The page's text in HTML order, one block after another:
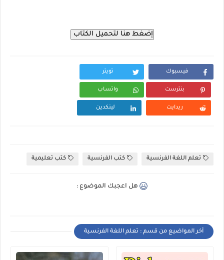
فيسبوك تويتر
بنترست واتساب
ريدايت لينكدين
تعلم اللغة الفرنسية كتب الفرنسية كتب تعليمية
هل اعجبك الموضوع :
أخر المواضيع من قسم : تعلم اللغة الفرنسية